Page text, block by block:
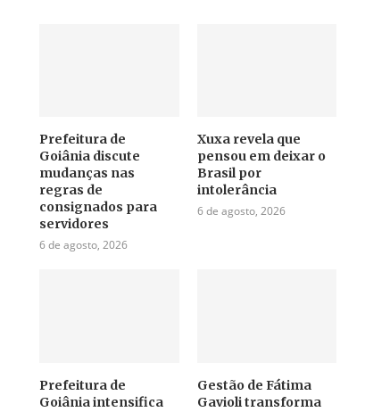
Prefeitura de
Goiânia discute
mudanças nas
regras de
consignados para
servidores
6 de agosto, 2026
Xuxa revela que
pensou em deixar o
Brasil por
intolerância
6 de agosto, 2026
Prefeitura de
Goiânia intensifica
Gestão de Fátima
Gavioli transforma